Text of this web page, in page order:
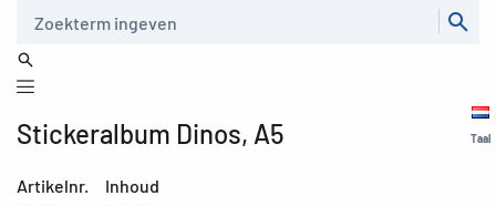
Taal
Stickeralbum Dinos, A5
Artikelnr.
Inhoud